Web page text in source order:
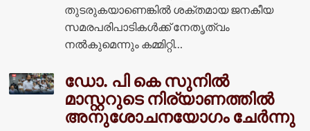
തുടരുകയാണെങ്കിൽ ശക്തമായ ജനകീയ
സമരപരിപാടികൾക്ക് നേതൃത്വം
നൽകുമെന്നും കമ്മിറ്റി…
ഡോ. പി കെ സുനില്‍
മാസ്റ്ററുടെ നിര്യാണത്തില്‍
അനുശോചനയോഗം ചേര്‍ന്നു